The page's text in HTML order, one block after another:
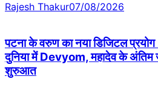
Rajesh Thakur07/08/2026
पटना के वरुण का नया डिजिटल
दुनिया में Devyom, महादेव के अंतिम
शुरुआत